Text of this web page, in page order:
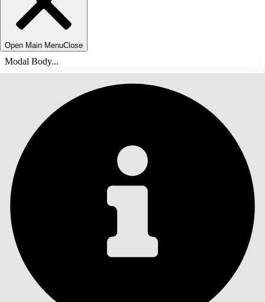
Open Main MenuClose
Modal Body...
Table des matières
TABLE DES MATIÈRES
Rechercher